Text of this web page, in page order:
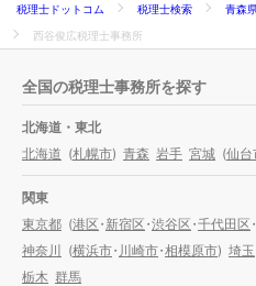
税理士ドットコム 税理士検索 青森
西谷俊広税理士事務所
全国の税理士事務所を探す
北海道・東北
北海道 (札幌市) 青森 岩手 宮城 (仙台
関東
東京都 (港区・新宿区・渋谷区・千代田区
神奈川 (横浜市・川崎市・相模原市) 埼玉
栃木 群馬